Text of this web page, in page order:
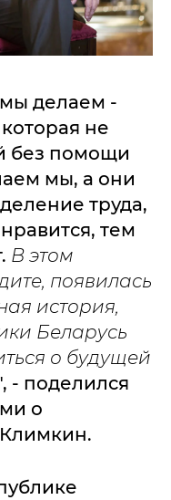
мы делаем -
не
без помощи
мы, а они
труда,
тем
В этом
появилась
история,
Беларусь
о будущей
- поделился
о